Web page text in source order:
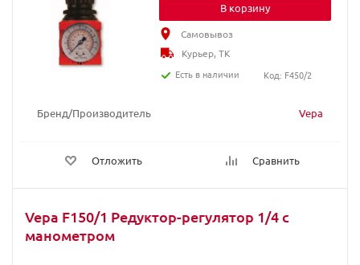
Бренд/Производитель Vepa
Отложить Сравнить
В корзину
Самовывоз
Курьер, ТК
Есть в наличии
Код: F450/2
Vepa F150/1 Редуктор-регулятор 1/4 с
манометром